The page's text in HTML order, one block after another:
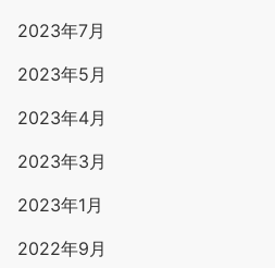
2023年7月
2023年5月
2023年4月
2023年3月
2023年1月
2022年9月